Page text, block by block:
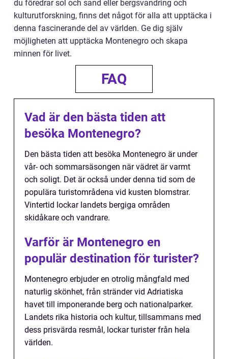
du föredrar sol och sand eller bergsvandring och
kulturutforskning, finns det något för alla att upptäcka i
denna fascinerande del av världen. Ge dig själv
möjligheten att upptäcka Montenegro och skapa
minnen för livet.
FAQ
Vad är den bästa tiden att
besöka Montenegro?
Den bästa tiden att besöka Montenegro är under
vår- och sommarsäsongen när vädret är varmt
och soligt. Det är också under denna tid som de
populära turistområdena vid kusten blomstrar.
Vintertid lockar landets bergiga områden
skidåkare och vandrare.
Varför är Montenegro en
populär destination för turister?
Montenegro erbjuder en otrolig mångfald med
naturlig skönhet, från stränder vid Adriatiska
havet till imponerande berg och nationalparker.
Landets rika historia och kultur, tillsammans med
dess prisvärda resmål, lockar turister från hela
världen.